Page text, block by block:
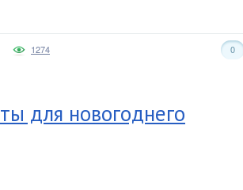
0
1274
для новогоднего